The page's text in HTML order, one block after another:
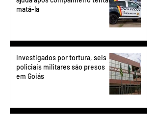
matá-la
Investigados por tortura, seis
policiais militares são presos
em Goiás